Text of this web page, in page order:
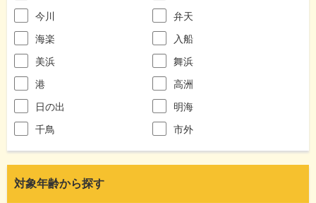
今川
弁天
海楽
入船
美浜
舞浜
港
高洲
日の出
明海
千鳥
市外
対象年齢から探す